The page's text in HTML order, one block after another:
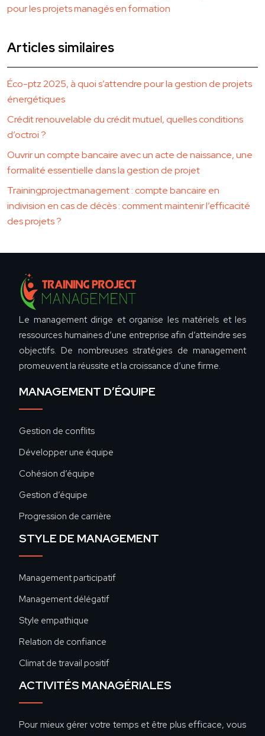
pour les projets managés en formation
Articles similaires
Éco-ptz 2025, à quoi s’attendre pour la gestion de projets
énergétiques
Crédit renouvelable du crédit mutuel, quelles conditions
d’octroi ?
Ouvrir un compte bancaire avec un acte de naissance, une
formalité essentielle dans la gestion de projet
Trainingprojectmanagement : compte bancaire en
indivision en cas de décès : comment maintenir l’efficacité
des projets ?
Le management dirige et organise les matériels et les
ressources humaines d’une entreprise afin d’atteindre ses
objectifs. De nombreuses stratégies de management
promeuvent la réussite et la croissance d’une firme.
MANAGEMENT D’ÉQUIPE
Gestion de conflits
Développer une équipe
Cohésion d’équipe
Gestion d’équipe
Progression de carrière
STYLE DE MANAGEMENT
Management participatif
Management délégatif
Style empathique
Relation de confiance
Climat de travail positif
ACTIVITÉS MANAGÉRIALES
Pour mieux gérer votre temps et être plus efficace, vous